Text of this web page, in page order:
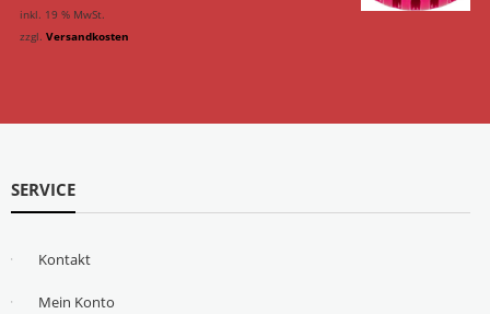
inkl. 19 % MwSt.
zzgl. Versandkosten
SERVICE
Kontakt
Mein Konto